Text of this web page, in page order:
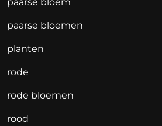
paarse bloemen
planten
rode
rode bloemen
rood